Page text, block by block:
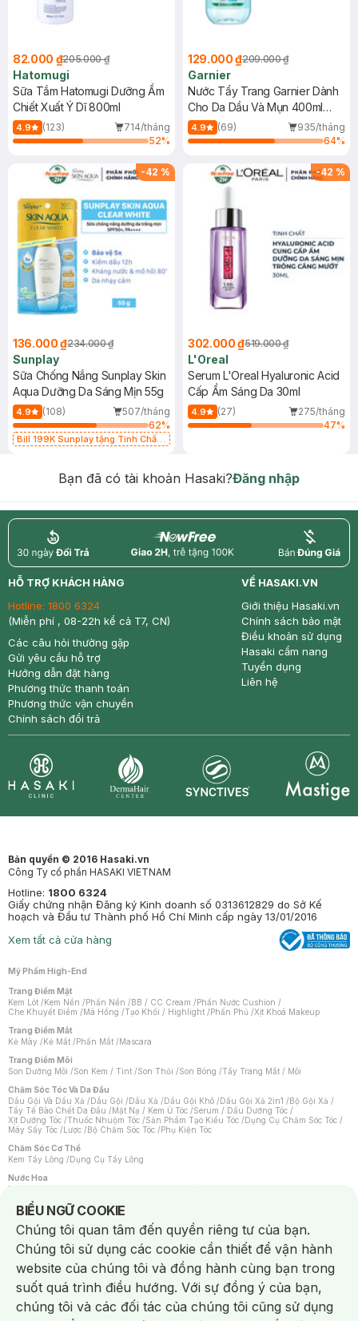
82.000 ₫205.000 ₫
Hatomugi
Sữa Tắm Hatomugi Dưỡng Ẩm
Chiết Xuất Ý Dĩ 800ml
4.9 (123)
714/tháng
52%
129.000 ₫209.000 ₫
Garnier
Nước Tẩy Trang Garnier Dành
Cho Da Dầu Và Mụn 400ml
(Mới)
4.9 (69)
935/tháng
64%
-42 %
136.000 ₫234.000 ₫
Sunplay
Sữa Chống Nắng Sunplay Skin
Aqua Dưỡng Da Sáng Mịn 55g
4.9 (108)
507/tháng
62%
Bill 199K Sunplay tặng Tinh Chất
-42 %
302.000 ₫519.000 ₫
L'Oreal
Serum L'Oreal Hyaluronic Acid
Cấp Ẩm Sáng Da 30ml
4.9 (27)
275/tháng
47%
Bạn đã có tài khoản Hasaki?Đăng nhập
return nowfree price
HỖ TRỢ KHÁCH HÀNG
Hotline: 1800 6324
(Miễn phí , 08-22h kể cả T7, CN)
Các câu hỏi thường gặp
Gửi yêu cầu hỗ trợ
Hướng dẫn đặt hàng
Phương thức thanh toán
Phương thức vận chuyển
Chính sách đổi trả
VỀ HASAKI.VN
Giới thiệu Hasaki.vn
Chính sách bảo mật
Điều khoản sử dụng
Hasaki cẩm nang
Tuyển dụng
Liên hệ
Bản quyền © 2016 Hasaki.vn
Công Ty cổ phần HASAKI VIETNAM
Hotline: 1800 6324
Giấy chứng nhận Đăng ký Kinh doanh số 0313612829 do Sở Kế
hoạch và Đầu tư Thành phố Hồ Chí Minh cấp ngày 13/01/2016
Xem tất cả cửa hàng
Mỹ Phẩm High-End
Trang Điểm Mặt
Kem Lót /Kem Nền /Phấn Nền /BB / CC Cream /Phấn Nước Cushion /
Che Khuyết Điểm /Má Hồng /Tạo Khối / Highlight /Phấn Phủ /Xịt Khoá Makeup
Trang Điểm Mắt
Kẻ Mày /Kẻ Mắt /Phấn Mắt /Mascara
Trang Điểm Môi
Son Dưỡng Môi /Son Kem / Tint /Son Thỏi /Son Bóng /Tẩy Trang Mắt / Môi
Chăm Sóc Tóc Và Da Đầu
Dầu Gội Và Dầu Xả /Dầu Gội /Dầu Xả /Dầu Gội Khô /Dầu Gội Xả 2in1 /Bộ Gội Xả /
Tẩy Tế Bào Chết Da Đầu /Mặt Nạ / Kem Ủ Tóc /Serum / Dầu Dưỡng Tóc /
Xịt Dưỡng Tóc /Thuốc Nhuộm Tóc /Sản Phẩm Tạo Kiểu Tóc /Dụng Cụ Chăm Sóc Tóc /
Máy Sấy Tóc /Lược /Bộ Chăm Sóc Tóc /Phụ Kiện Tóc
Chăm Sóc Cơ Thể
Kem Tẩy Lông /Dụng Cụ Tẩy Lông
Nước Hoa
Nước Hoa Nữ
Chăm Sóc Cá Nhân
Chống Muỗi /Khẩu Trang /Máy Massage/Mặt Nạ Xông Hơi /Nước Rửa Tay/
Sản Phẩm Chăm Sóc Khác /Bàn Chải Đánh Răng /Bàn Chải Điện/
Hỗ Trợ Trắng Răng/Kem Đánh Răng /Máy Tăm Nước/ Nước Súc Miệng/
Tăm / Chỉ Nha Khoa/ Xịt Thơm Miệng / Dung Dịch Vệ Sinh/Dưỡng Vùng Kín/
Khăn Ướt Vệ Sinh Vùng Kín/Băng Vệ Sinh/Tampon/Bọt Cạo Râu /Dao Cạo Râu/
Máy Cạo Râu
Vấn Đề Về Da
Da Dầu / Lỗ Chân Lông To/ Da Khô / Mất Nước/ Da Lão Hóa/ Da Mụn/
Da Nhạy Cảm / Kích Ứng
Da Xỉn Màu Thâm / Nám / Tàn Nhang
BIỂU NGỮ COOKIE
Notice about cookies usage
Chúng tôi quan tâm đến quyền riêng tư của bạn.
Chúng tôi sử dụng các cookie cần thiết để vận hành
website của chúng tôi và đồng hành cùng bạn trong
suốt quá trình điều hướng. Với sự đồng ý của bạn,
chúng tôi và các đối tác của chúng tôi cũng sử dụng